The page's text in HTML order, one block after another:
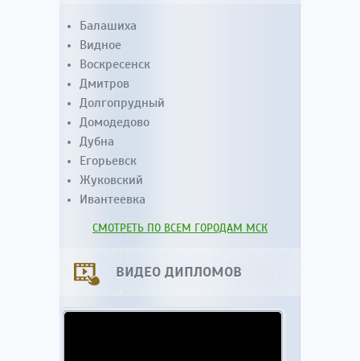
Балашиха
Видное
Воскресенск
Дмитров
Долгопрудный
Домодедово
Дубна
Егорьевск
Жуковский
Ивантеевка
СМОТРЕТЬ ПО ВСЕМ ГОРОДАМ МСК
ВИДЕО ДИПЛОМОВ